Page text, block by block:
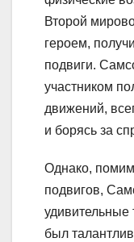
Второй
героем,
подвиги.
участником
движений,
и борясь за
Однако,
подвигов,
удивительные
был